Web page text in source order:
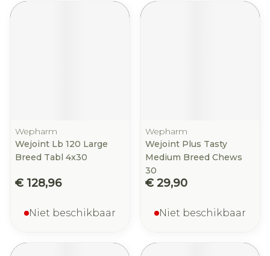
Wepharm
Wejoint Lb 120 Large
Breed Tabl 4x30
€ 128,96
Niet beschikbaar
Wepharm
Wejoint Plus Tasty
Medium Breed Chews
30
€ 29,90
Niet beschikbaar